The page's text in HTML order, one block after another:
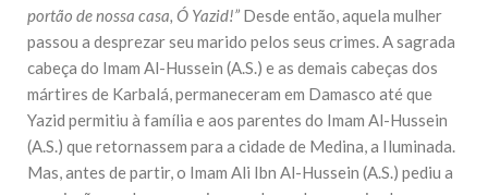
portão de nossa casa, Ó Yazid!” Desde então, aquela mulher
passou a desprezar seu marido pelos seus crimes. A sagrada
cabeça do Imam Al-Hussein (A.S.) e as demais cabeças dos
mártires de Karbalá, permaneceram em Damasco até que
Yazid permitiu à família e aos parentes do Imam Al-Hussein
(A.S.) que retornassem para a cidade de Medina, a Iluminada.
Mas, antes de partir, o Imam Ali Ibn Al-Hussein (A.S.) pediu a